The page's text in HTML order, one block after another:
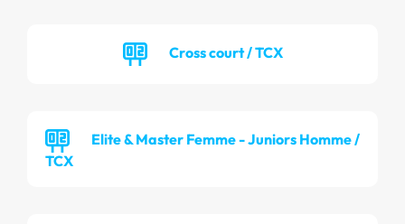
Cross court / TCX
Elite & Master Femme - Juniors Homme /
TCX